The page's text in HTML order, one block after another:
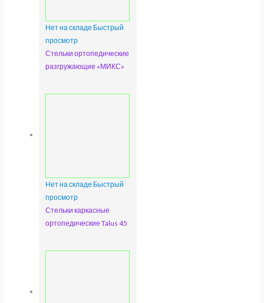
Нет на складе Быстрый
просмотр
Стельки ортопедические
разгружающие «МИКС»
Нет на складе Быстрый
просмотр
Стельки каркасные
ортопедические Talus 45